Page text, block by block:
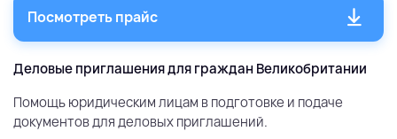
Посмотреть прайс
Деловые приглашения для граждан Великобритании
Помощь юридическим лицам в подготовке и подаче
документов для деловых приглашений.